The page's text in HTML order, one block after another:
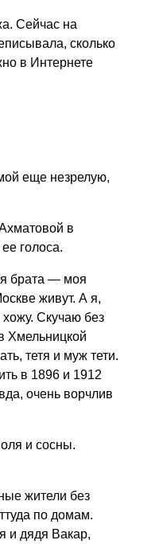
Сейчас на
сколько
в Интернете
еще незрелую,
в
голоса.
брата — моя
живут. А я,
Скучаю без
Хмельницкой
тетя и муж тети.
в 1896 и 1912
очень ворчлив
и сосны.
жители без
по домам.
и дядя Вакар,